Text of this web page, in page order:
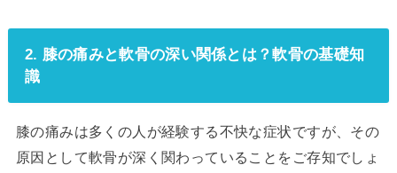
2. 膝の痛みと軟骨の深い関係とは？軟骨の基礎知
識
膝の痛みは多くの人が経験する不快な症状ですが、その
原因として軟骨が深く関わっていることをご存知でしょ